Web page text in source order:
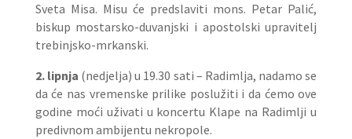
Sveta Misa. Misu će predslaviti mons. Petar Palić,
biskup mostarsko-duvanjski i apostolski upravitelj
trebinjsko-mrkanski.
2. lipnja (nedjelja) u 19.30 sati – Radimlja, nadamo se
da će nas vremenske prilike poslužiti i da ćemo ove
godine moći uživati u koncertu Klape na Radimlji u
predivnom ambijentu nekropole.